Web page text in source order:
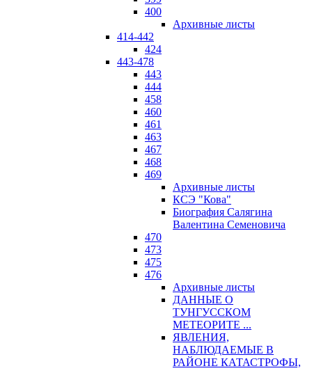
400
Архивные листы
414-442
424
443-478
443
444
458
460
461
463
467
468
469
Архивные листы
КСЭ "Кова"
Биография Салягина
Валентина Семеновича
470
473
475
476
Архивные листы
ДАННЫЕ О
ТУНГУССКОМ
МЕТЕОРИТЕ ...
ЯВЛЕНИЯ,
НАБЛЮДАЕМЫЕ В
РАЙОНЕ КАТАСТРОФЫ,